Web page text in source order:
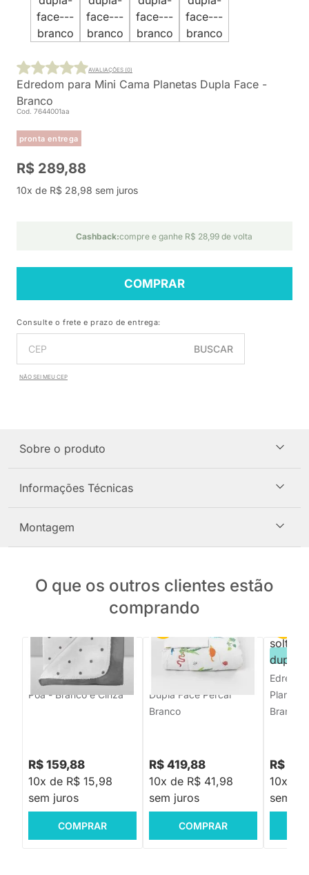
Edredom para Mini Cama Planetas Dupla Face -
Branco
Cod. 7644001aa
pronta entrega
AVALIAÇÕES (0)
R$ 289,88
10x de R$ 28,98 sem juros
Cashback:compre e ganhe R$ 28,99 de volta
COMPRAR
Consulte o frete e prazo de entrega:
BUSCAR
NÃO SEI MEU CEP
Sobre o produto
Informações Técnicas
Montagem
O que os outros clientes estão
comprando
PRONTA ENTREGA
Manta Infantil Velvet
Poá - Branco e Cinza
R$ 159,88
10x de R$ 15,98
sem juros
COMPRAR
PRONTA ENTREGA
Edredom Solteiro Selva
Dupla Face Percal
Branco
R$ 419,88
10x de R$ 41,98
sem juros
COMPRAR
Branco
R$
10x de
sem